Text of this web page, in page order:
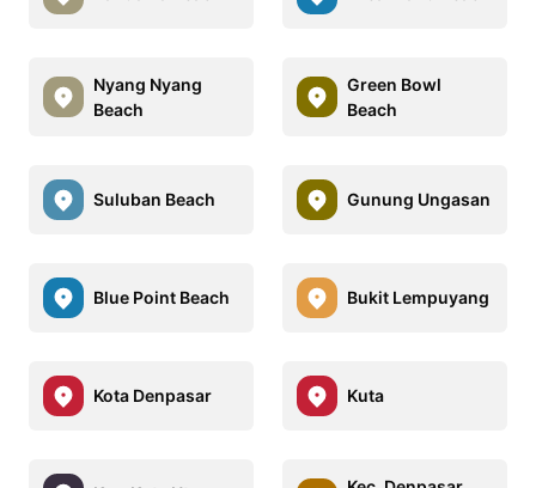
Nyang Nyang
Beach
Green Bowl
Beach
Suluban Beach Gunung Ungasan
Blue Point Beach Bukit Lempuyang
Kota Denpasar Kuta